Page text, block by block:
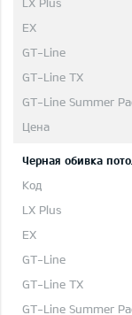
Черная обивка